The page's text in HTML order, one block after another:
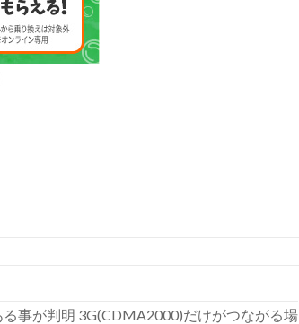
る事が判明 3G(CDMA2000)だけがつながる場